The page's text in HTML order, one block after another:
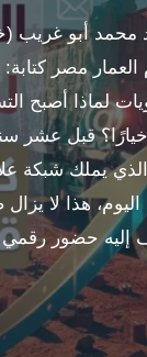
محمد أبو غريب
مصر كتابة:
لماذا أصبح
خيارًا؟ قبل عشر
يملك شبكة
اليوم، هذا لا
إليه حضور